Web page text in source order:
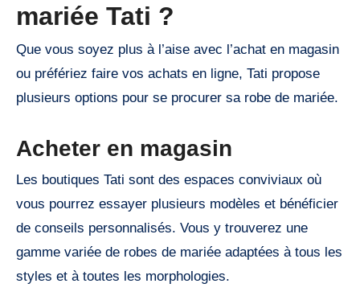
mariée Tati ?
Que vous soyez plus à l’aise avec l’achat en magasin
ou préfériez faire vos achats en ligne, Tati propose
plusieurs options pour se procurer sa robe de mariée.
Acheter en magasin
Les boutiques Tati sont des espaces conviviaux où
vous pourrez essayer plusieurs modèles et bénéficier
de conseils personnalisés. Vous y trouverez une
gamme variée de robes de mariée adaptées à tous les
styles et à toutes les morphologies.